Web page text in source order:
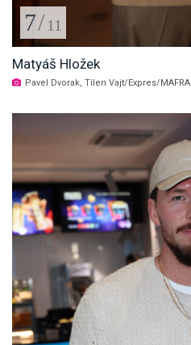
7/ 11
Matyáš Hložek
Pavel Dvorak, Tilen Vajt/Expres/MAFRA